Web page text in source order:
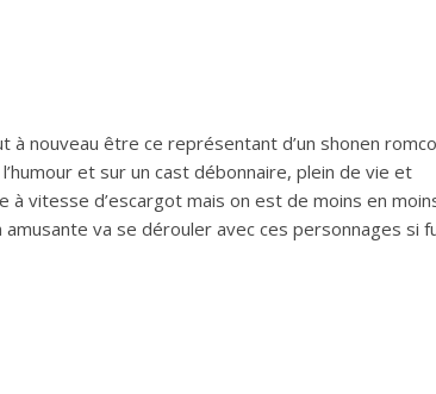
à nouveau être ce représentant d’un shonen
et sur un cast débonnaire, plein de vie et
à vitesse d’escargot mais on est de moins en
va se dérouler avec ces personnages si